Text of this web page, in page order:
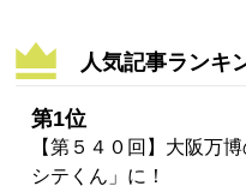
人気記事ランキ
第1位
【第５４０回】大阪万
シテくん」に！